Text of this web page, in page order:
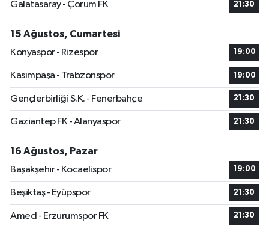
Galatasaray - Çorum FK
21:30
15 Ağustos, Cumartesi
Konyaspor - Rizespor
19:00
Kasımpaşa - Trabzonspor 19:00
Gençlerbirliği S.K. - Fenerbahçe 21:30
Gaziantep FK - Alanyaspor 21:30
16 Ağustos, Pazar
Başakşehir - Kocaelispor
19:00
Beşiktaş - Eyüpspor 21:30
Amed - Erzurumspor FK 21:30